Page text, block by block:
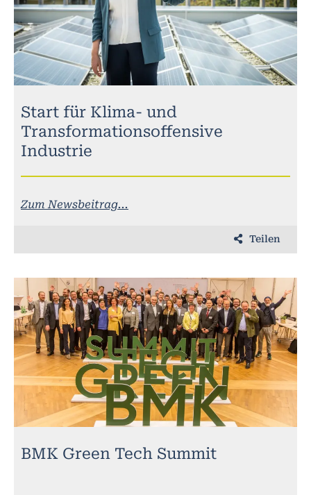
Start für Klima- und
Transformationsoffensive
Industrie
Zum Newsbeitrag...
Teilen
BMK Green Tech Summit